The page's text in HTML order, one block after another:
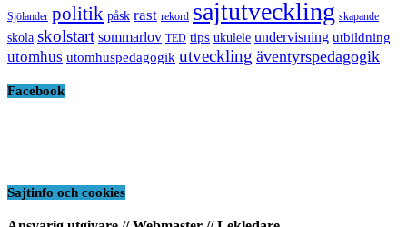
Sjölander politik påsk rast rekord sajtutveckling skapande
skola skolstart sommarlov TED tips ukulele undervisning utbildning
utomhus utomhuspedagogik utveckling äventyrspedagogik
Facebook
Sajtinfo och cookies